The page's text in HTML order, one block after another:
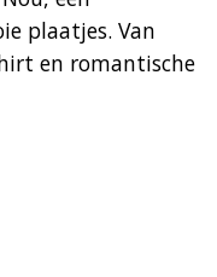
plaatjes. Van
en romantische